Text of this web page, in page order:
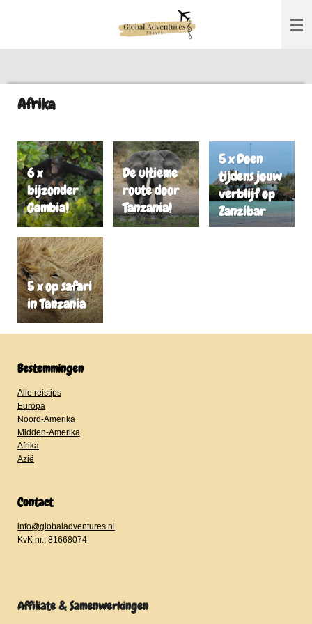
Afrika
6 x
bijzonder
Gambia!
De ultieme
route door
Tanzania!
5 x Doen
tijdens jouw
verblijf op
Zanzibar
5 x op safari
in Tanzania
Bestemmingen
Alle reistips
Europa
Noord-Amerika
Midden-Amerika
Afrika
Azië
Contact
info@globaladventures.nl
KvK nr.: 81668074
Affiliate & Samenwerkingen